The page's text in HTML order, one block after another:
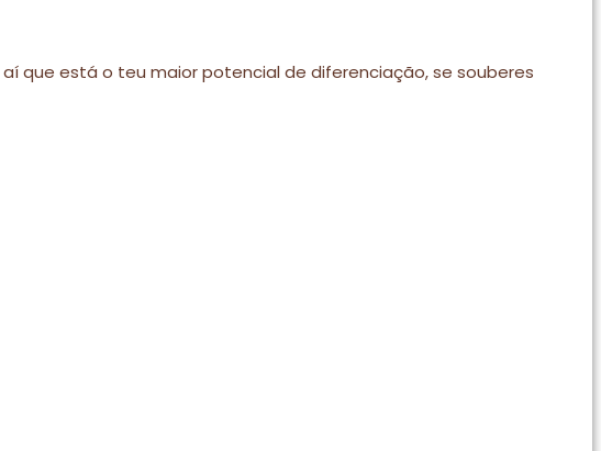
que está o teu maior potencial de diferenciação, se souberes